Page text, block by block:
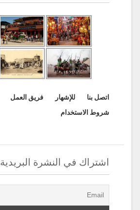
اتصل بنا للإشهار
فريق العمل
شروط الاستخدام
اشتراك في النشرة البريدية